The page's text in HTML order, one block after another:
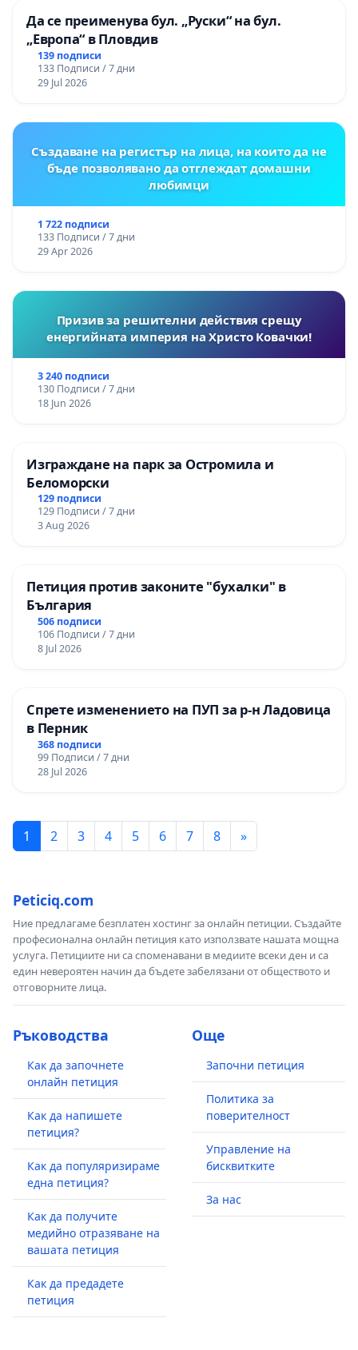
Да се преименува бул. „Руски“ на бул.
„Европа“ в Пловдив
139 подписи
133 Подписи / 7 дни
29 Jul 2026
Създаване на регистър на лица, на които да не
бъде позволявано да отглеждат домашни
любимци
1 722 подписи
133 Подписи / 7 дни
29 Apr 2026
Призив за решителни действия срещу
енергийната империя на Христо Ковачки!
3 240 подписи
130 Подписи / 7 дни
18 Jun 2026
Изграждане на парк за Остромила и
Беломорски
129 подписи
129 Подписи / 7 дни
3 Aug 2026
Петиция против законите "бухалки" в
България
506 подписи
106 Подписи / 7 дни
8 Jul 2026
Спрете изменението на ПУП за р-н Ладовица
в Перник
368 подписи
99 Подписи / 7 дни
28 Jul 2026
1 2 3 4 5 6 7 8 »
Peticiq.com
Ние предлагаме безплатен хостинг за онлайн петиции. Създайте
професионална онлайн петиция като използвате нашата мощна
услуга. Петициите ни са споменавани в медиите всеки ден и са
един невероятен начин да бъдете забелязани от обществото и
отговорните лица.
Ръководства
Как да започнете
онлайн петиция
Как да напишете
петиция?
Как да популяризираме
една петиция?
Как да получите
медийно отразяване на
вашата петиция
Как да предадете
петиция
Още
Започни петиция
Политика за
поверителност
Управление на
бисквитките
За нас